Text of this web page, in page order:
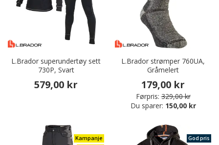
L.Brador superundertøy sett
730P, Svart
579,00 kr
L.Brador strømper 760UA,
Gråmelert
179,00 kr
Førpris: 329,00 kr
Du sparer: 150,00 kr
Kampanje
God pris